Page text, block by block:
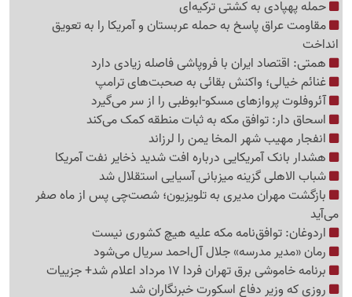
حمله پهپادی به کشتی ترکیه‌ای
مقاومت عراق پاسخ به حمله عربستان و آمریکا را به تعویق
انداخت
همتی: اقتصاد ایران با فروپاشی فاصله زیادی دارد
غنائم خیالی؛ واکنش بقائی به صحبت‌های ترامپ
آئروفلوت پروازهای مسکو-ابوظبی را از سر می‌گیرد
اسحاق دار: توافق مکه به ثبات منطقه کمک می‌کند
انفجار مهیب شهر المخا یمن را لرزاند
هشدار بانک آمریکایی درباره افت شدید ذخایر نفت آمریکا
شباب الاهلی گزینه میزبانی آسیایی استقلال شد
بازگشت مهران مدیری به تلویزیون؛ شصت‌چی پس از ماه صفر
می‌آید
اردوغان: توافق‌نامه مکه علیه هیچ کشوری نیست
رمان «مدیر مدرسه» جلال آل‌احمد سریال می‌شود
برنامه خاموشی برق تهران فردا 17 مرداد اعلام شد+ جزییات
روزی که وزیر دفاع اسکورت خبرنگاران شد